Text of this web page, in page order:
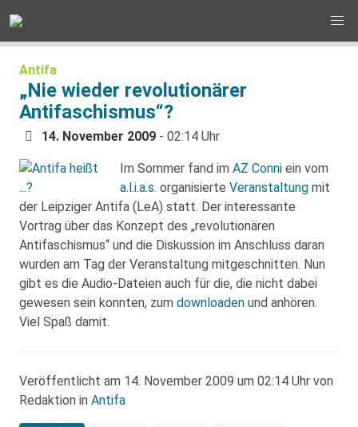
Antifa
„Nie wieder revolutionärer
Antifaschismus“?
14. November 2009 - 02:14 Uhr
Im Sommer fand im AZ Conni ein vom
a.l.i.a.s. organisierte Veranstaltung mit
der Leipziger Antifa (LeA) statt. Der interessante
Vortrag über das Konzept des „revolutionären
Antifaschismus“ und die Diskussion im Anschluss daran
wurden am Tag der Veranstaltung mitgeschnitten. Nun
gibt es die Audio-Dateien auch für die, die nicht dabei
gewesen sein konnten, zum downloaden und anhören.
Viel Spaß damit.
Veröffentlicht am 14. November 2009 um 02:14 Uhr von
Redaktion in Antifa